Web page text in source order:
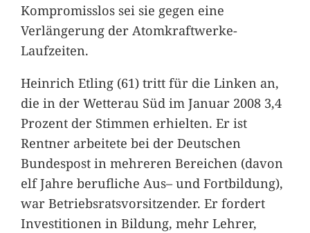
Kompromisslos sei sie gegen eine
Verlängerung der Atomkraftwerke-
Laufzeiten.
Heinrich Etling (61) tritt für die Linken an,
die in der Wetterau Süd im Januar 2008 3,4
Prozent der Stimmen erhielten. Er ist
Rentner arbeitete bei der Deutschen
Bundespost in mehreren Bereichen (davon
elf Jahre berufliche Aus– und Fortbildung),
war Betriebsratsvorsitzender. Er fordert
Investitionen in Bildung, mehr Lehrer,